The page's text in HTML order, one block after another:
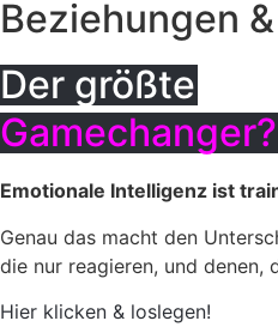
Beziehungen
Der größte
Gamechanger?
Emotionale Intelligenz ist
Genau das macht den
die nur reagieren, und denen,
Hier klicken & loslegen!